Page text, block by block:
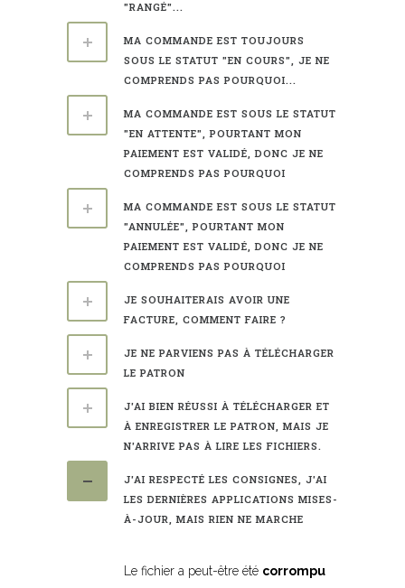
"RANGÉ"...
MA COMMANDE EST TOUJOURS
SOUS LE STATUT "EN COURS", JE NE
COMPRENDS PAS POURQUOI...
MA COMMANDE EST SOUS LE STATUT
"EN ATTENTE", POURTANT MON
PAIEMENT EST VALIDÉ, DONC JE NE
COMPRENDS PAS POURQUOI
MA COMMANDE EST SOUS LE STATUT
"ANNULÉE", POURTANT MON
PAIEMENT EST VALIDÉ, DONC JE NE
COMPRENDS PAS POURQUOI
JE SOUHAITERAIS AVOIR UNE
FACTURE, COMMENT FAIRE ?
JE NE PARVIENS PAS À TÉLÉCHARGER
LE PATRON
J'AI BIEN RÉUSSI À TÉLÉCHARGER ET
À ENREGISTRER LE PATRON, MAIS JE
N'ARRIVE PAS À LIRE LES FICHIERS.
J'AI RESPECTÉ LES CONSIGNES, J'AI
LES DERNIÈRES APPLICATIONS MISES-
À-JOUR, MAIS RIEN NE MARCHE
Le fichier a peut-être été corrompu